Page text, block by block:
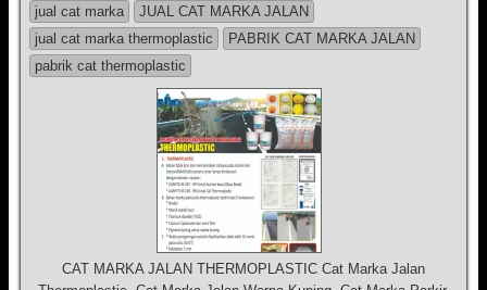
jual cat marka
JUAL CAT MARKA JALAN
jual cat marka thermoplastic
PABRIK CAT MARKA JALAN
pabrik cat thermoplastic
CAT MARKA JALAN THERMOPLASTIC Cat Marka Jalan